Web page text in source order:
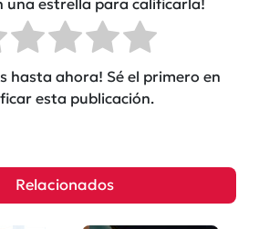
hasta ahora! Sé el primero en
esta publicación.
Relacionados